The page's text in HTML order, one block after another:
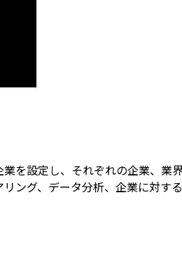
を設定し、それぞれの企業、
ング、データ分析、企業に対す